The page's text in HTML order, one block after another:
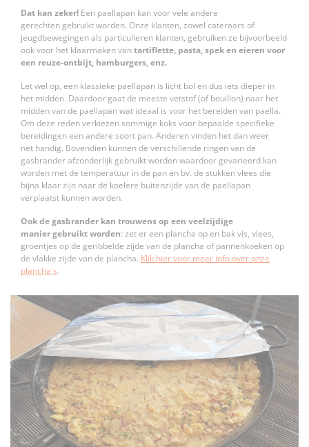
Dat kan zeker! Een paellapan kan voor vele andere
gerechten gebruikt worden. Onze klanten, zowel cateraars of
jeugdbewegingen als particulieren klanten, gebruiken ze bijvoorbeeld
ook voor het klaarmaken vantartiflette, pasta, spek en eieren voor
een reuze-ontbijt, hamburgers, enz.
Let wel op, een klassieke paellapan is licht bol en dus iets dieper in
het midden. Daardoor gaat de meeste vetstof (of bouillon) naar het
midden van de paellapan wat ideaal is voor het bereiden van paella.
Om deze reden verkiezen sommige koks voor bepaalde specifieke
bereidingen een andere soort pan. Anderen vinden het dan weer
net handig. Bovendien kunnen de verschillende ringen van de
gasbrander afzonderlijk gebruikt worden waardoor gevarieerd kan
worden met de temperatuur in de pan en bv. de stukken vlees die
bijna klaar zijn naar de koelere buitenzijde van de paellapan
verplaatst kunnen worden.
Ook de gasbrander kan trouwens op een veelzijdige
manier gebruikt worden: zet er een plancha op en bak vis, vlees,
groentjes op de geribbelde zijde van de plancha of pannenkoeken op
de vlakke zijde van de plancha. Klik hier voor meer info over onze
plancha's.